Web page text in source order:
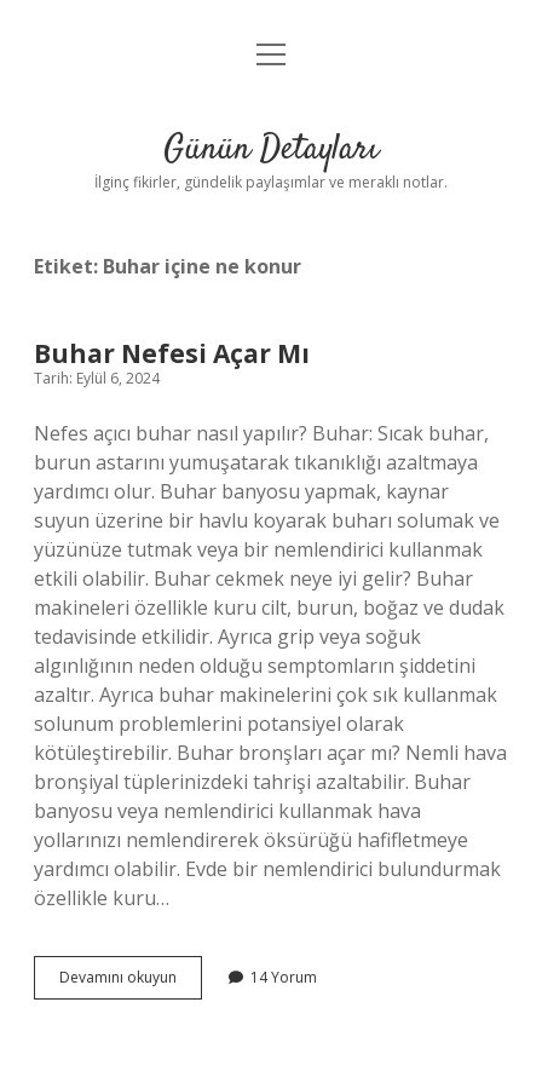
Gizlilik Politikası
Yasal Uyarı
menüyü
Günün Detayları
İlginç fikirler, gündelik paylaşımlar ve meraklı notlar.
Etiket: Buhar içine ne konur
Buhar Nefesi Açar Mı
Tarih: Eylül 6, 2024
Nefes açıcı buhar nasıl yapılır? Buhar: Sıcak buhar,
burun astarını yumuşatarak tıkanıklığı azaltmaya
yardımcı olur. Buhar banyosu yapmak, kaynar
suyun üzerine bir havlu koyarak buharı solumak ve
yüzünüze tutmak veya bir nemlendirici kullanmak
etkili olabilir. Buhar cekmek neye iyi gelir? Buhar
makineleri özellikle kuru cilt, burun, boğaz ve dudak
tedavisinde etkilidir. Ayrıca grip veya soğuk
algınlığının neden olduğu semptomların şiddetini
azaltır. Ayrıca buhar makinelerini çok sık kullanmak
solunum problemlerini potansiyel olarak
kötüleştirebilir. Buhar bronşları açar mı? Nemli hava
bronşiyal tüplerinizdeki tahrişi azaltabilir. Buhar
banyosu veya nemlendirici kullanmak hava
yollarınızı nemlendirerek öksürüğü hafifletmeye
yardımcı olabilir. Evde bir nemlendirici bulundurmak
özellikle kuru…
Devamını okuyun
Nefesi
14 Yorum